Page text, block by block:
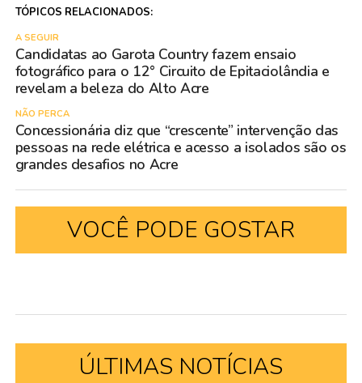
TÓPICOS RELACIONADOS:
A SEGUIR
Candidatas ao Garota Country fazem ensaio
fotográfico para o 12° Circuito de Epitaciolândia e
revelam a beleza do Alto Acre
NÃO PERCA
Concessionária diz que “crescente” intervenção das
pessoas na rede elétrica e acesso a isolados são os
grandes desafios no Acre
VOCÊ PODE GOSTAR
ÚLTIMAS NOTÍCIAS